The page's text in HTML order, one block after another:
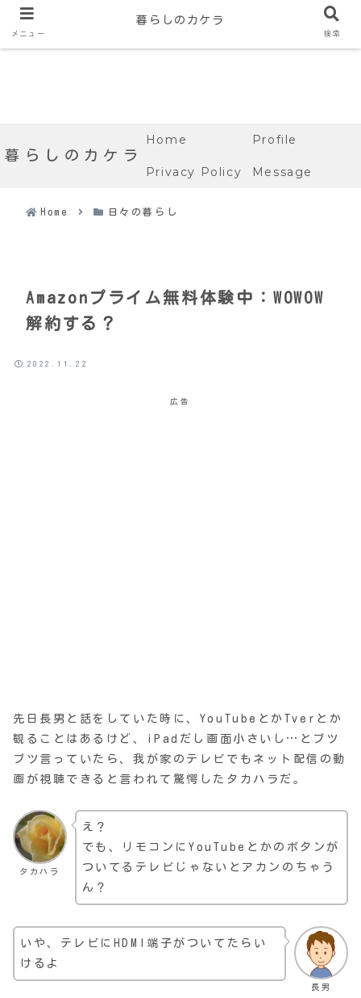
暮らしのカケラ
Home Profile
Privacy Policy Message
Home 日々の暮らし
Amazonプライム無料体験中：WOWOW
解約する？
2022.11.22
広告
先日長男と話をしていた時に、YouTubeとかTverとか
観ることはあるけど、iPadだし画面小さいし…とブツ
ブツ言っていたら、我が家のテレビでもネット配信の動
画が視聴できると言われて驚愕したタカハラだ。
タカハラ
え？
でも、リモコンにYouTubeとかのボタンが
ついてるテレビじゃないとアカンのちゃう
ん？
長男
いや、テレビにHDMI端子がついてたらい
けるよ
メニュー
暮らしのカケラ
検索